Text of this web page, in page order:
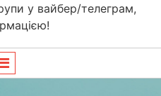
у вайбер/телеграм,